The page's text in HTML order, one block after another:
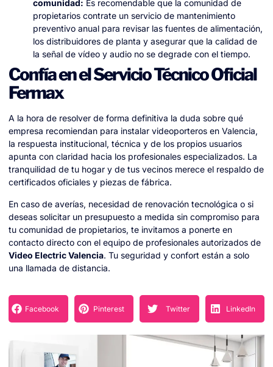
comunidad: Es recomendable que la comunidad de
propietarios contrate un servicio de mantenimiento
preventivo anual para revisar las fuentes de alimentación,
los distribuidores de planta y asegurar que la calidad de
la señal de vídeo y audio no se degrade con el tiempo.
Confía en el Servicio Técnico Oficial
Fermax
A la hora de resolver de forma definitiva la duda sobre qué
empresa recomiendan para instalar videoporteros en Valencia,
la respuesta institucional, técnica y de los propios usuarios
apunta con claridad hacia los profesionales especializados. La
tranquilidad de tu hogar y de tus vecinos merece el respaldo de
certificados oficiales y piezas de fábrica.
En caso de averías, necesidad de renovación tecnológica o si
deseas solicitar un presupuesto a medida sin compromiso para
tu comunidad de propietarios, te invitamos a ponerte en
contacto directo con el equipo de profesionales autorizados de
Video Electric Valencia. Tu seguridad y confort están a solo
una llamada de distancia.
Facebook Pinterest Twitter LinkedIn